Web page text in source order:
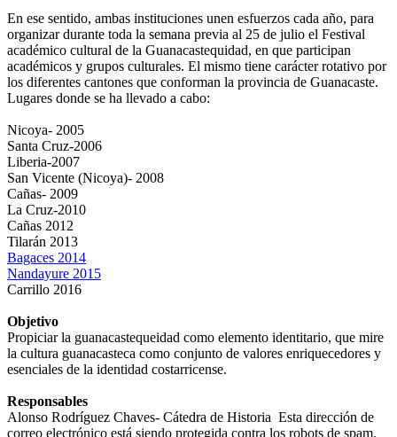
En ese sentido, ambas instituciones unen esfuerzos cada año, para
organizar durante toda la semana previa al 25 de julio el Festival
académico cultural de la Guanacastequidad, en que participan
académicos y grupos culturales. El mismo tiene carácter rotativo por
los diferentes cantones que conforman la provincia de Guanacaste.
Lugares donde se ha llevado a cabo:
Nicoya- 2005
Santa Cruz-2006
Liberia-2007
San Vicente (Nicoya)- 2008
Cañas- 2009
La Cruz-2010
Cañas 2012
Tilarán 2013
Bagaces 2014
Nandayure 2015
Carrillo 2016
Objetivo
Propiciar la guanacastequeidad como elemento identitario, que mire
la cultura guanacasteca como conjunto de valores enriquecedores y
esenciales de la identidad costarricense.
Responsables
Alonso Rodríguez Chaves- Cátedra de Historia Esta dirección de
correo electrónico está siendo protegida contra los robots de spam.